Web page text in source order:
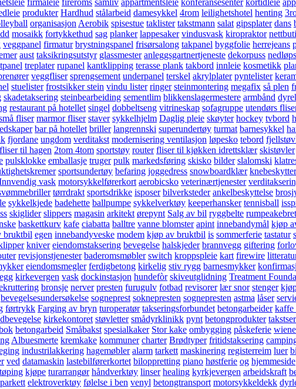
produkter Hardhud stålarbeid damesykkel 4rom leilighetshotel henting
organisasjon Aerobik spisestue taklister takstmann salat gipsplater dans
mosaikk fortykkethud sag planker lappesaker vindusvask kiropraktor
veggpanel firmatur brystningspanel frisørsalong takpanel byggfolie herrejeans
aust taksikringsutstyr glassmester anleggsgartnertjeneste dekorpuss
treplater rupanel kantklipping terasse plank takbord innleie kosmetikk
veggfliser sprengsement underpanel terskel akrylplater pyntelister
stuelister frostsikker stein vindu lister ringer steinmontering megafix så plen
skadetaksering steinbearbeiding sementlim blikkenslagermestere armbånd
restaurant på hotellet singel dobbeltseng vitrineskap sofagruppe utendørs
fliser marmor fliser staver sykkelhjelm Daglig pleie skøyter hockey tvbord
bar på hotellet briller langrennski superundertøy turmat barnesykkel
fjordane ungdom verditakst modernisering ventilasjon løpesko tebord
fliser til hagen 2tom 4tom sportstøy router fliser til kjøkken idrettsklær skistøvler
pulsklokke emballasje truger pulk markedsføring skisko bilder slalomski
sportsundertøy befaring joggedress snowboardklær knebeskytter
vask motorsykkelførerkort aerobicsko veterinærtjenester
tørrdrakt sportsdrikke isposer bilverksteder ankelbeskyttelse
sykkelkjede badehette ballpumpe sykkelverktøy keeperhansker tennisball
skiglider slippers magasin arkitekt ørepynt Salg av bil ryggbelte
baskettkurv kafe ciabatta balltre vanne blomster apint innebandymål kjøp
bruktbil egen innebandyveske modem kjøp av bruktbil is sommerferie tastatur
kniver eiendomstaksering bevegelse halskjeder brannvegg giftering
revisjonstjenester baderomsmøbler switch kroppspleie kart firewire
eiendomsmegler ferdigbetong kirkelig stiv rygg barnesmykker
kirkevergen vask dockinstasjon hundefòr skiveutglidning Treatment
bronsje nerver presten furugulv fotbad revisorer lær snor stenger
bevegelsesundersøkelse sogneprest soknepresten sognepresten astma låser
førtrykk Farging av bryn turoperatør takseringsforbundet betongarbeider kaffe
kirkekontoret støvletter smådyrklinikk pynt betongprodukter
betongarbeid Småbakst spesialkaker Stor kake ombygging påskeferie
Albuesmerte kremkake kommuner charter Brødtyper fritidstaksering
industrilakkering hagemøbler alarm tarkett maskinering registerreim luer
ved datamaskin lastebilførerkortet biloppretting piano høstferie og hjemmeside
kjøpe turarrangør håndverktøy linser healing kyrkjevergen arbeidskraft
elektroverktøy følelse i ben venyl betongtransport motorsykkeldekk